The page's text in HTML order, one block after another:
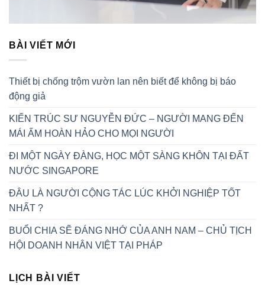
BÀI VIẾT MỚI
Thiết bị chống trộm vườn lan nên biết để không bị báo
động giả
KIẾN TRÚC SƯ NGUYỄN ĐỨC – NGƯỜI MANG ĐẾN
MÁI ẤM HOÀN HẢO CHO MỌI NGƯỜI
ĐI MỘT NGÀY ĐÀNG, HỌC MỘT SÀNG KHÔN TẠI ĐẤT
NƯỚC SINGAPORE
ĐÂU LÀ NGƯỜI CỘNG TÁC LÚC KHỞI NGHIỆP TỐT
NHẤT ?
BUỔI CHIA SẼ ĐÁNG NHỚ CỦA ANH NAM – CHỦ TỊCH
HỘI DOANH NHÂN VIỆT TẠI PHÁP
LỊCH BÀI VIẾT